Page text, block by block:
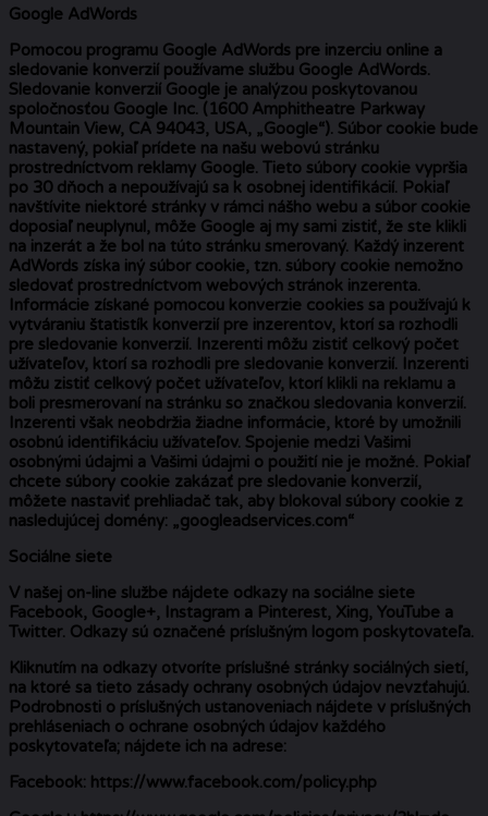
Google AdWords
Pomocou programu Google AdWords pre inzerciu online a
sledovanie konverzií používame službu Google AdWords.
Sledovanie konverzií Google je analýzou poskytovanou
spoločnosťou Google Inc. (1600 Amphitheatre Parkway
Mountain View, CA 94043, USA, „Google“). Súbor cookie bude
nastavený, pokiaľ prídete na našu webovú stránku
prostredníctvom reklamy Google. Tieto súbory cookie vypršia
po 30 dňoch a nepoužívajú sa k osobnej identifikácií. Pokiaľ
navštívite niektoré stránky v rámci nášho webu a súbor cookie
doposiaľ neuplynul, môže Google aj my sami zistiť, že ste klikli
na inzerát a že bol na túto stránku smerovaný. Každý inzerent
AdWords získa iný súbor cookie, tzn. súbory cookie nemožno
sledovať prostredníctvom webových stránok inzerenta.
Informácie získané pomocou konverzie cookies sa používajú k
vytváraniu štatistík konverzií pre inzerentov, ktorí sa rozhodli
pre sledovanie konverzií. Inzerenti môžu zistiť celkový počet
užívateľov, ktorí sa rozhodli pre sledovanie konverzií. Inzerenti
môžu zistiť celkový počet užívateľov, ktorí klikli na reklamu a
boli presmerovaní na stránku so značkou sledovania konverzií.
Inzerenti však neobdržia žiadne informácie, ktoré by umožnili
osobnú identifikáciu užívateľov. Spojenie medzi Vašimi
osobnými údajmi a Vašimi údajmi o použití nie je možné. Pokiaľ
chcete súbory cookie zakázať pre sledovanie konverzií,
môžete nastaviť prehliadač tak, aby blokoval súbory cookie z
nasledujúcej domény: „googleadservices.com“
Sociálne siete
V našej on-line službe nájdete odkazy na sociálne siete
Facebook, Google+, Instagram a Pinterest, Xing, YouTube a
Twitter. Odkazy sú označené príslušným logom poskytovateľa.
Kliknutím na odkazy otvoríte príslušné stránky sociálných sietí,
na ktoré sa tieto zásady ochrany osobných údajov nevzťahujú.
Podrobnosti o príslušných ustanoveniach nájdete v príslušných
prehláseniach o ochrane osobných údajov každého
poskytovateľa; nájdete ich na adrese:
Facebook: https://www.facebook.com/policy.php